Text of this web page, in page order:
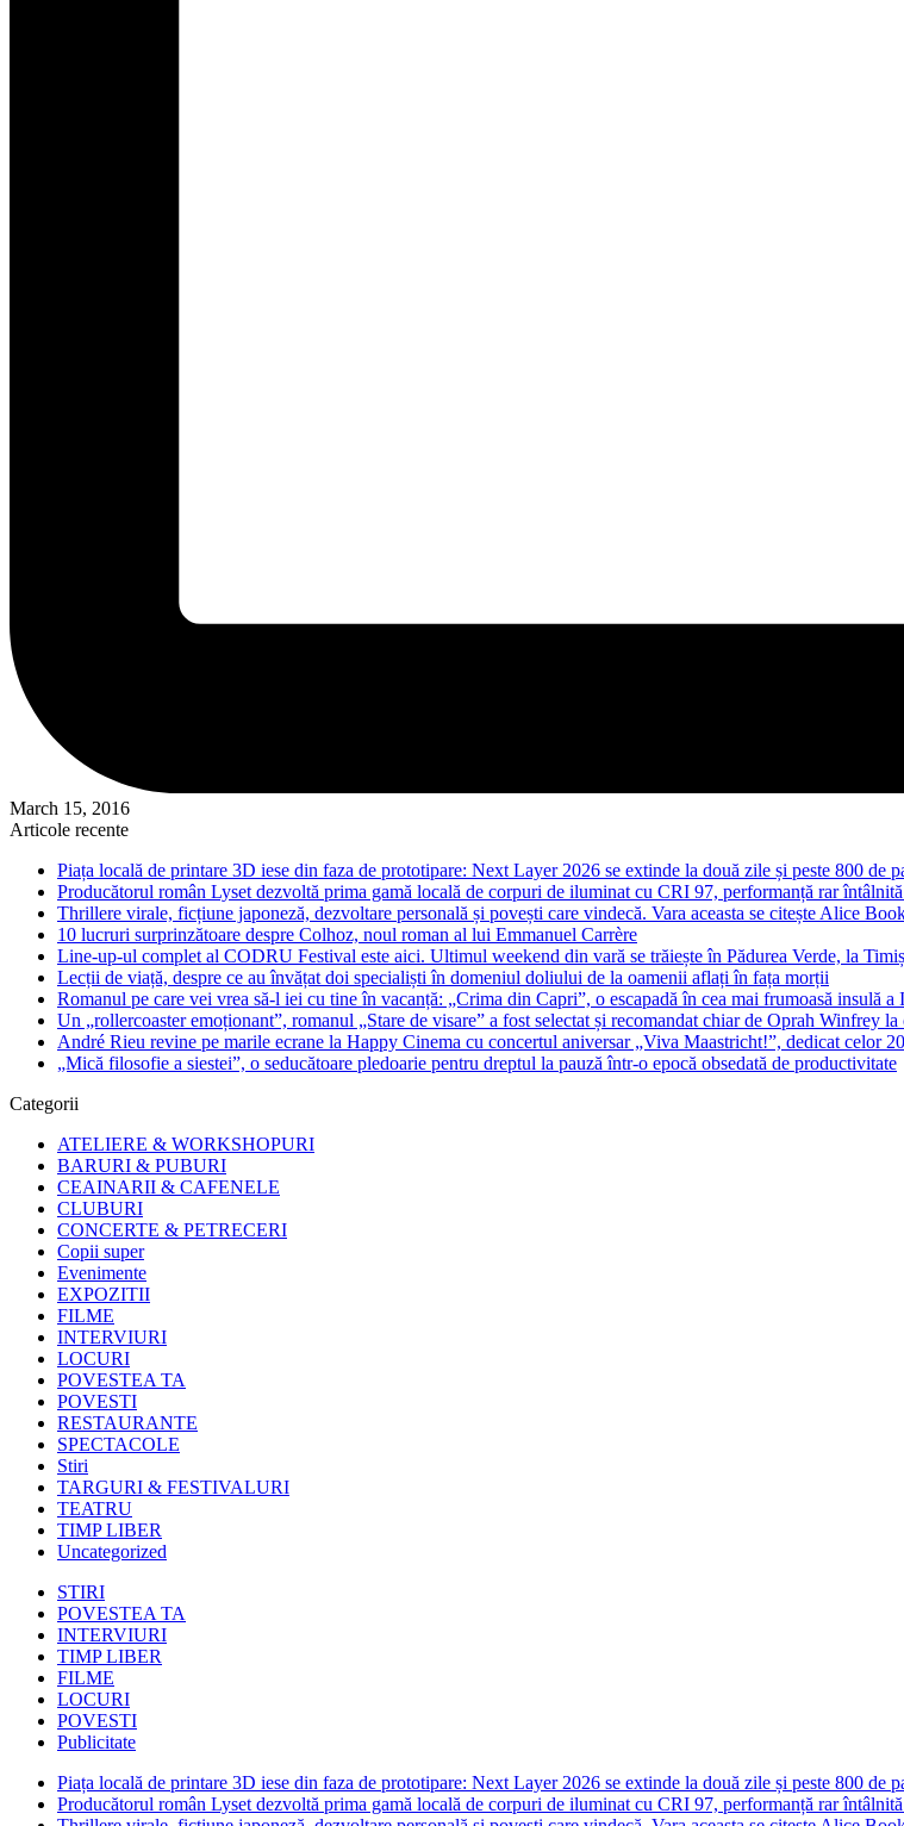
March 15, 2016
Articole recente
Piața locală de printare 3D iese din faza de prototipare: Next Layer 2026 se extinde la două zile și peste 800 de
Producătorul român Lyset dezvoltă prima gamă locală de corpuri de iluminat cu CRI 97, performanță rar
Thrillere virale, ficțiune japoneză, dezvoltare personală și povești care vindecă. Vara aceasta se citește Alice
10 lucruri surprinzătoare despre Colhoz, noul roman al lui Emmanuel Carrère
Line-up-ul complet al CODRU Festival este aici. Ultimul weekend din vară se trăiește în Pădurea Verde, la
Lecții de viață, despre ce au învățat doi specialiști în domeniul doliului de la oamenii aflați în fața morții
Romanul pe care vei vrea să-l iei cu tine în vacanță: „Crima din Capri”, o escapadă în cea mai frumoasă insulă
Un „rollercoaster emoționant”, romanul „Stare de visare” a fost selectat și recomandat chiar de Oprah Winfrey la
André Rieu revine pe marile ecrane la Happy Cinema cu concertul aniversar „Viva Maastricht!”, dedicat celor
„Mică filosofie a siestei”, o seducătoare pledoarie pentru dreptul la pauză într-o epocă obsedată de productivitate
Categorii
ATELIERE & WORKSHOPURI
BARURI & PUBURI
CEAINARII & CAFENELE
CLUBURI
CONCERTE & PETRECERI
Copii super
Evenimente
EXPOZITII
FILME
INTERVIURI
LOCURI
POVESTEA TA
POVESTI
RESTAURANTE
SPECTACOLE
Stiri
TARGURI & FESTIVALURI
TEATRU
TIMP LIBER
Uncategorized
STIRI
POVESTEA TA
INTERVIURI
TIMP LIBER
FILME
LOCURI
POVESTI
Publicitate
Piața locală de printare 3D iese din faza de prototipare: Next Layer 2026 se extinde la două zile și peste 800 de
Producătorul român Lyset dezvoltă prima gamă locală de corpuri de iluminat cu CRI 97, performanță rar